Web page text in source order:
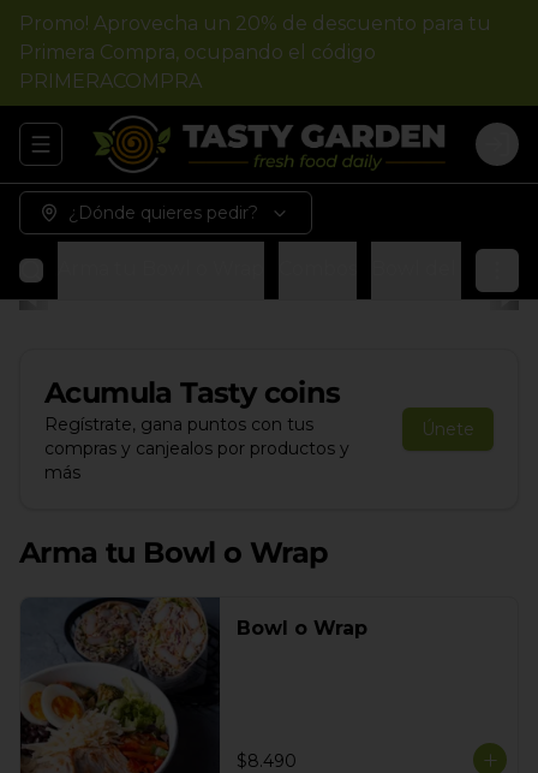
Promo! Aprovecha un 20% de descuento para tu
Primera Compra, ocupando el código
PRIMERACOMPRA
Abrir menu de navegación
¿Dónde quieres pedir?
AcumulaTasty coins
Regístrate, gana puntos con tus
compras y canjealos por productos y
más
Únete
Arma tu Bowl o Wrap
Bowl o Wrap
$8.490